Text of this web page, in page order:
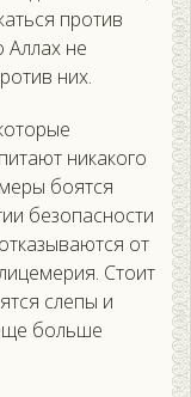
против
Аллах не
них.
никакого
боятся
безопасности
от
Стоит
слепы и
больше